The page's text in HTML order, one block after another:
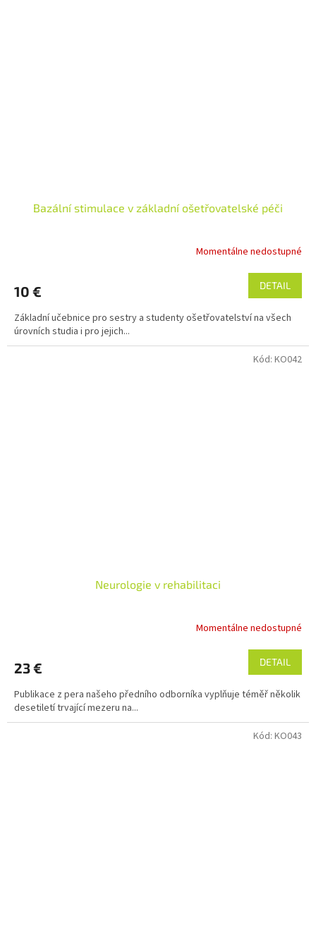
Bazální stimulace v základní ošetřovatelské péči
Momentálne nedostupné
10 € DETAIL
Základní učebnice pro sestry a studenty ošetřovatelství na všech
úrovních studia i pro jejich...
Neurologie v rehabilitaci
Momentálne nedostupné
23 € DETAIL
Publikace z pera našeho předního odborníka vyplňuje téměř několik
desetiletí trvající mezeru na...
Kód: KO042
Kód: KO043